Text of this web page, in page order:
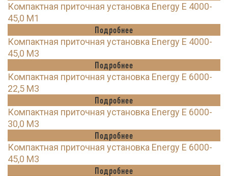
Компактная приточная установка Energy E 4000-
45,0 M1
Подробнее
Компактная приточная установка Energy E 4000-
45,0 M3
Подробнее
Компактная приточная установка Energy E 6000-
22,5 M3
Подробнее
Компактная приточная установка Energy E 6000-
30,0 M3
Подробнее
Компактная приточная установка Energy E 6000-
45,0 M3
Подробнее